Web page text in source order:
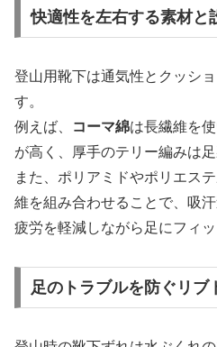
快適性を左右する素材と
登山用靴下は通気性とクッシ
す。
例えば、
コーマ綿は長繊維を
が高く、厚手のテリー編みは
また、ポリアミドやポリエス
維を組み合わせることで、吸
疲労を軽減しながら足にフィッ
足のトラブルを防ぐリブ